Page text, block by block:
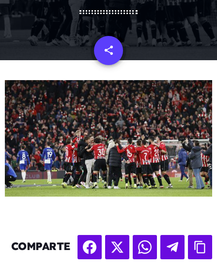
share
email
COMPARTE